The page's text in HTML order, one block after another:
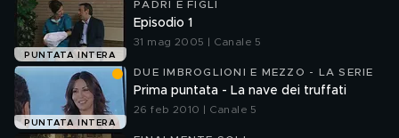
PUNTATA INTERA
PADRI E FIGLI
Episodio 1
31 mag 2005 | Canale 5
PUNTATA INTERA
DUE IMBROGLIONI E MEZZO - LA SERIE
Prima puntata - La nave dei truffati
26 feb 2010 | Canale 5